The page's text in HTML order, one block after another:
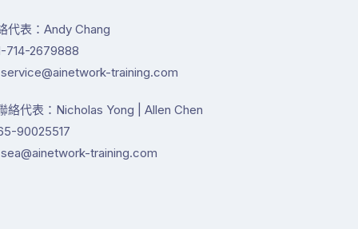
代表：Andy Chang
714-2679888
training.com
絡代表：Nicholas Yong | Allen Chen
90025517
training.com